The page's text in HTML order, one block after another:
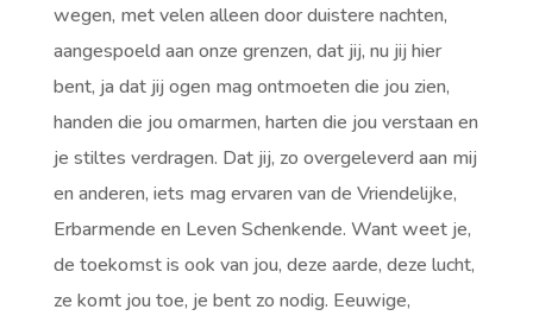
wegen, met velen alleen door duistere nachten,
aangespoeld aan onze grenzen, dat jij, nu jij hier
bent, ja dat jij ogen mag ontmoeten die jou zien,
handen die jou omarmen, harten die jou verstaan en
je stiltes verdragen. Dat jij, zo overgeleverd aan mij
en anderen, iets mag ervaren van de Vriendelijke,
Erbarmende en Leven Schenkende. Want weet je,
de toekomst is ook van jou, deze aarde, deze lucht,
ze komt jou toe, je bent zo nodig. Eeuwige,